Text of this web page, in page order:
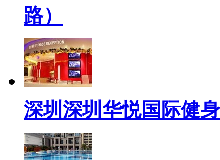
路）
深圳深圳华悦国际健